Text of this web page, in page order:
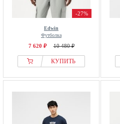
-27%
Edwin
Футболка
7 620 ₽ 10 480 ₽
КУПИТЬ